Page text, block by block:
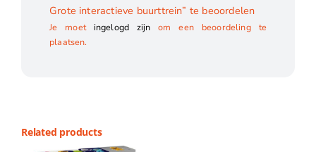
Grote interactieve buurttrein” te beoordelen
Je moet ingelogd zijn om een beoordeling te
plaatsen.
Related products